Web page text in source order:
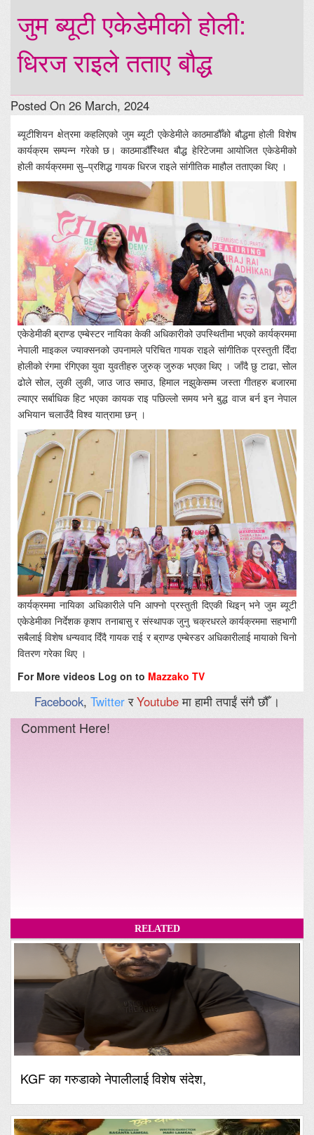
जुम ब्यूटी एकेडेमीको होली:
धिरज राइले तताए बौद्ध
Posted On 26 March, 2024
ब्यूटीशियन क्षेत्रमा कहलिएको जुम ब्यूटी एकेडेमीले काठमाडौँको बौद्धमा होली विशेष
कार्यक्रम सम्पन्न गरेको छ। काठमाडौँस्थित बौद्ध हेरिटेजमा आयोजित एकेडेमीको
होली कार्यक्रममा सु–प्रशिद्ध गायक धिरज राइले सांगीतिक माहौल तताएका थिए ।
एकेडेमीकी ब्राण्ड एम्बेस्टर नायिका केकी अधिकारीको उपस्थितीमा भएको कार्यक्रममा
नेपाली माइकल ज्याक्सनको उपनामले परिचित गायक राइले सांगीतिक प्रस्तुती दिँदा
होलीको रंगमा रंगिएका युवा युवतीहरु जुरुक् जुरुक भएका थिए । जाँदै छु टाढा, सोल
ढोले सोल, लुकी लुकी, जाउ जाउ समाउ, हिमाल नझुकेसम्म जस्ता गीतहरु बजारमा
ल्याएर सर्बाधिक हिट भएका कायक राइ पछिल्लो समय भने बुद्ध वाज बर्न इन नेपाल
अभियान चलाउँदै विश्व यात्रामा छन् ।
कार्यक्रममा नायिका अधिकारीले पनि आफ्नो प्रस्तुती दिएकी थिइन् भने जुम ब्यूटी
एकेडेमीका निर्देशक कृशप तनाबासु र संस्थापक जुनु चक्रधरले कार्यक्रममा सहभागी
सबैलाई विशेष धन्यवाद दिँदै गायक राई र ब्राण्ड एम्बेस्डर अधिकारीलाई मायाको चिनो
वितरण गरेका थिए ।
For More videos Log on to Mazzako TV
Facebook, TwitterरYoutubeमा हामी तपाईं संगै छौँ ।
Comment Here!
RELATED
KGF का गरुडाको नेपालीलाई विशेष संदेश,